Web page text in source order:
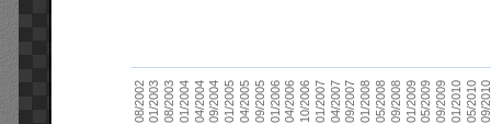
08/200201/200308/200301/200404/200409/200401/200504/200509/200501/200604/200610/200601/200704/200709/200701/200805/200809/200801/200905/200909/200901/201005/201009/